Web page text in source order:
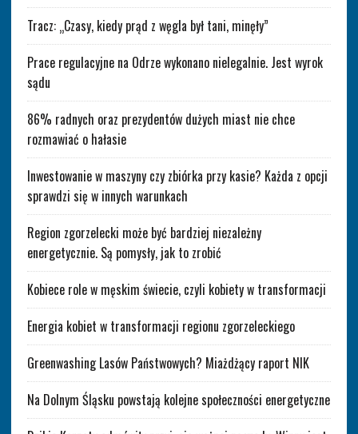
Tracz: „Czasy, kiedy prąd z węgla był tani, minęły”
Prace regulacyjne na Odrze wykonano nielegalnie. Jest wyrok
sądu
86% radnych oraz prezydentów dużych miast nie chce
rozmawiać o hałasie
Inwestowanie w maszyny czy zbiórka przy kasie? Każda z opcji
sprawdzi się w innych warunkach
Region zgorzelecki może być bardziej niezależny
energetycznie. Są pomysły, jak to zrobić
Kobiece role w męskim świecie, czyli kobiety w transformacji
Energia kobiet w transformacji regionu zgorzeleckiego
Greenwashing Lasów Państwowych? Miażdżący raport NIK
Na Dolnym Śląsku powstają kolejne społeczności energetyczne